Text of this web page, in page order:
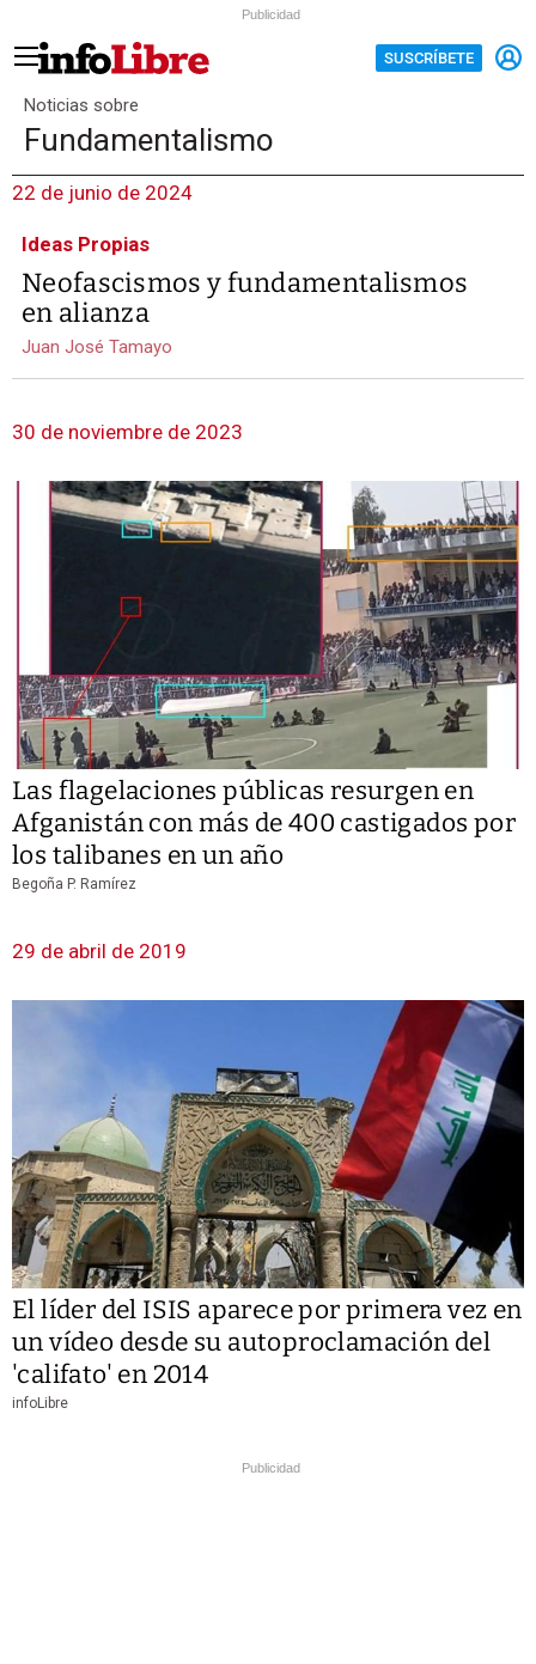
Publicidad
SUSCRÍBETE
Noticias sobre
Fundamentalismo
22 de junio de 2024
Ideas Propias
Neofascismos y fundamentalismos
en alianza
Juan José Tamayo
30 de noviembre de 2023
Las flagelaciones públicas resurgen en
Afganistán con más de 400 castigados por
los talibanes en un año
Begoña P. Ramírez
29 de abril de 2019
El líder del ISIS aparece por primera vez en
un vídeo desde su autoproclamación del
'califato' en 2014
infoLibre
Publicidad